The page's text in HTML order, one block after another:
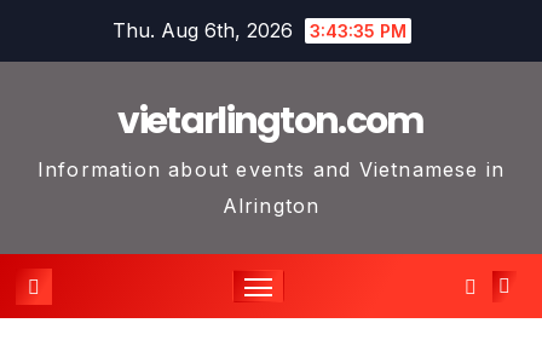
Thu. Aug 6th, 2026 3:43:36 PM
vietarlington.com
Information about events and Vietnamese in
Alrington